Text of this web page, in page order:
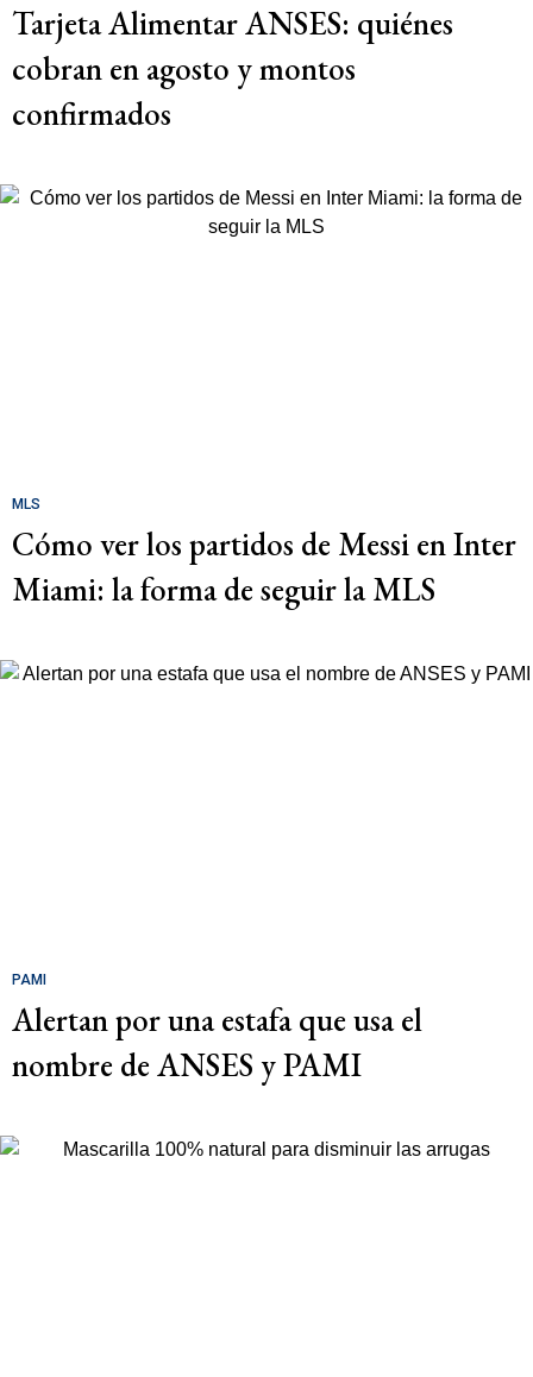
Tarjeta Alimentar ANSES: quiénes
cobran en agosto y montos
confirmados
MLS
Cómo ver los partidos de Messi en Inter
Miami: la forma de seguir la MLS
PAMI
Alertan por una estafa que usa el
nombre de ANSES y PAMI